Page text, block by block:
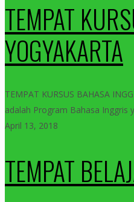
TEMPAT
YOGYAKARTA
TEMPAT KURSUS BAHASA
adalah Program Bahasa Inggris
April 13, 2018
TEMPAT